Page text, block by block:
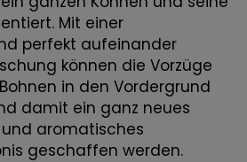
Mit einer
perfekt aufeinander
können die Vorzüge
in den Vordergrund
damit ein ganz neues
aromatisches
geschaffen werden.